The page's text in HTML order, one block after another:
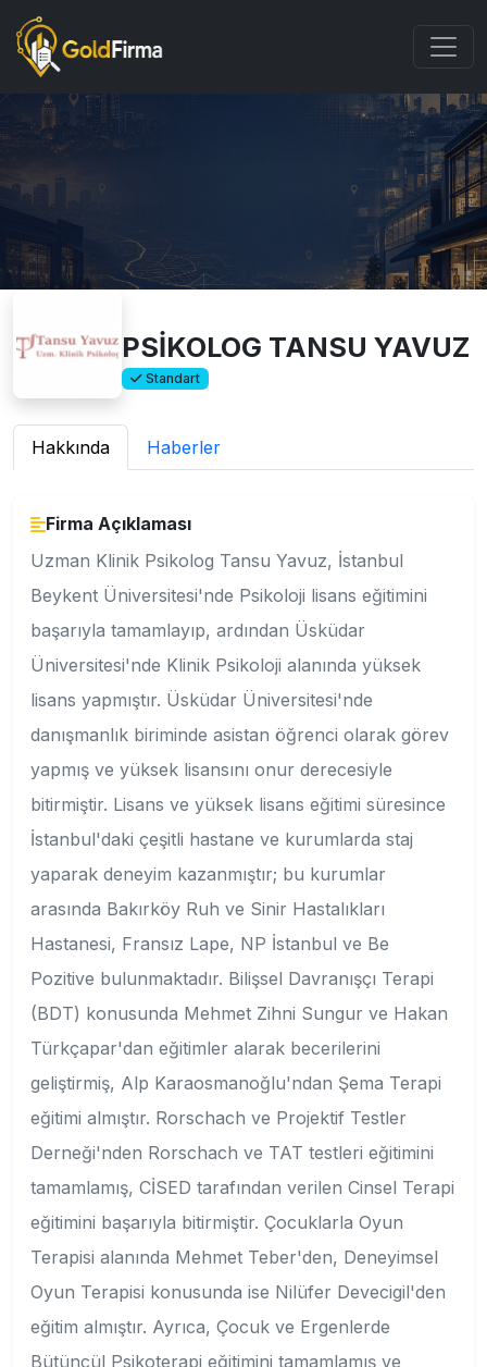
PSİKOLOG TANSU YAVUZ
Standart
Hakkında Haberler
Firma Açıklaması
Uzman Klinik Psikolog Tansu Yavuz, İstanbul
Beykent Üniversitesi'nde Psikoloji lisans eğitimini
başarıyla tamamlayıp, ardından Üsküdar
Üniversitesi'nde Klinik Psikoloji alanında yüksek
lisans yapmıştır. Üsküdar Üniversitesi'nde
danışmanlık biriminde asistan öğrenci olarak görev
yapmış ve yüksek lisansını onur derecesiyle
bitirmiştir. Lisans ve yüksek lisans eğitimi süresince
İstanbul'daki çeşitli hastane ve kurumlarda staj
yaparak deneyim kazanmıştır; bu kurumlar
arasında Bakırköy Ruh ve Sinir Hastalıkları
Hastanesi, Fransız Lape, NP İstanbul ve Be
Pozitive bulunmaktadır. Bilişsel Davranışçı Terapi
(BDT) konusunda Mehmet Zihni Sungur ve Hakan
Türkçapar'dan eğitimler alarak becerilerini
geliştirmiş, Alp Karaosmanoğlu'ndan Şema Terapi
eğitimi almıştır. Rorschach ve Projektif Testler
Derneği'nden Rorschach ve TAT testleri eğitimini
tamamlamış, CİSED tarafından verilen Cinsel Terapi
eğitimini başarıyla bitirmiştir. Çocuklarla Oyun
Terapisi alanında Mehmet Teber'den, Deneyimsel
Oyun Terapisi konusunda ise Nilüfer Devecigil'den
eğitim almıştır. Ayrıca, Çocuk ve Ergenlerde
Bütüncül Psikoterapi eğitimini tamamlamış ve